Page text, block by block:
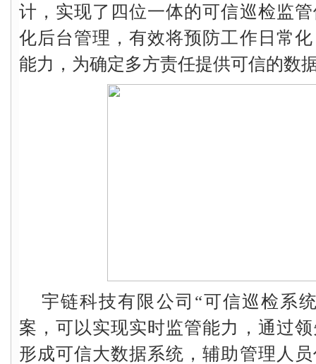
计，实现了四位一体的可信巡检监
化后台管理，有效将预防工作日常
能力，为确定多方责任提供可信的数
宇链科技有限公司“可信巡检系
案，可以实现实时监管能力，通过
形成可信大数据系统，辅助管理人